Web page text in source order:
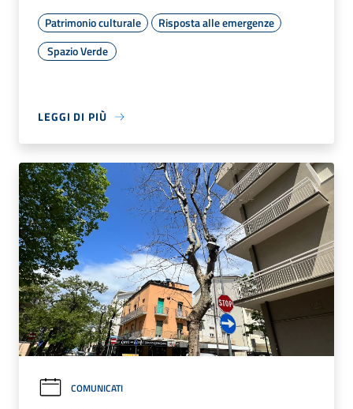
Patrimonio culturale
Risposta alle emergenze
Spazio Verde
LEGGI DI PIÙ
COMUNICATI